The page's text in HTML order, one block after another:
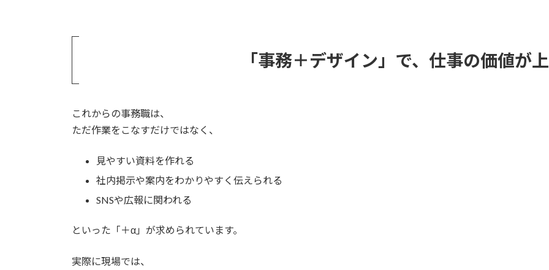
「事務＋デザイン」で、仕事の価値が
これからの事務職は、
ただ作業をこなすだけではなく、
見やすい資料を作れる
社内掲示や案内をわかりやすく伝えられる
SNSや広報に関われる
といった「＋α」が求められています。
実際に現場では、